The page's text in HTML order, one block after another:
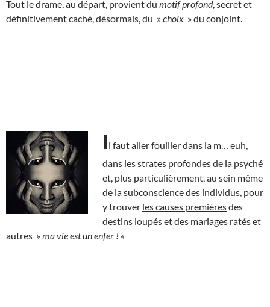
Tout le drame, au départ, provient du motif profond, secret et
définitivement caché, désormais, du »choix » du conjoint.
Il faut aller fouiller dans la m… euh,
dans les strates profondes de la psyché
et, plus particulièrement, au sein même
de la subconscience des individus, pour
y trouver les causes premièresdes
destins loupés et des mariages ratés et
autres » ma vie est un enfer ! «